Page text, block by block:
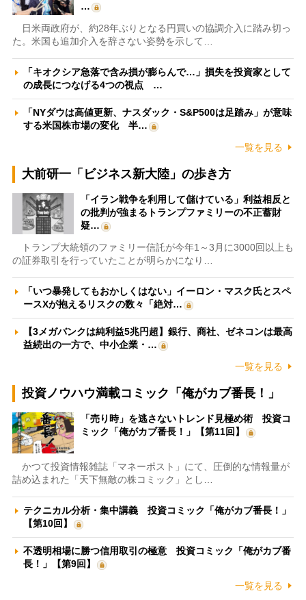
…
日米両政府が、約28年ぶりとなる円買いの協調介入に踏み切っ
た。米国も追加介入を辞さない姿勢を示して…
「キオクシア急落で含み損が膨らんで…」損失を投資家として
の成長につなげる4つの視点 …
「NYダウは高値更新、ナスダック・S&P500は足踏み」が意味
する米国株市場の変化 半…
一覧を見る
大前研一「ビジネス新大陸」の歩き方
「イラン戦争を利用して儲けている」利益相反と
の批判が強まるトランプファミリーの不正蓄財
疑…
トランプ大統領のファミリー信託が今年1～3月に3000回以上も
の証券取引を行っていたことが明らかになり…
「いつ暴発してもおかしくはない」イーロン・マスク氏とスペ
ースXが抱えるリスクの数々「絶対…
【3メガバンクは純利益5兆円超】銀行、商社、ゼネコンは最高
益続出の一方で、中小企業・…
一覧を見る
投資ノウハウ満載コミック「俺がカブ番長！」
「売り時」を逃さないトレンド見極め術 投資コ
ミック「俺がカブ番長！」【第11回】
かつて投資情報雑誌「マネーポスト」にて、圧倒的な情報量が
詰め込まれた「天下無敵の株コミック」とし…
テクニカル分析・集中講義 投資コミック「俺がカブ番長！」
【第10回】
不透明相場に勝つ信用取引の極意 投資コミック「俺がカブ番
長！」【第9回】
一覧を見る